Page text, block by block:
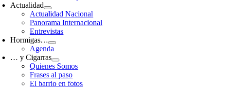
Actualidad
Actualidad Nacional
Panorama Internacional
Entrevistas
Hormigas…
Agenda
… y Cigarras
Quienes Somos
Frases al paso
El barrio en fotos